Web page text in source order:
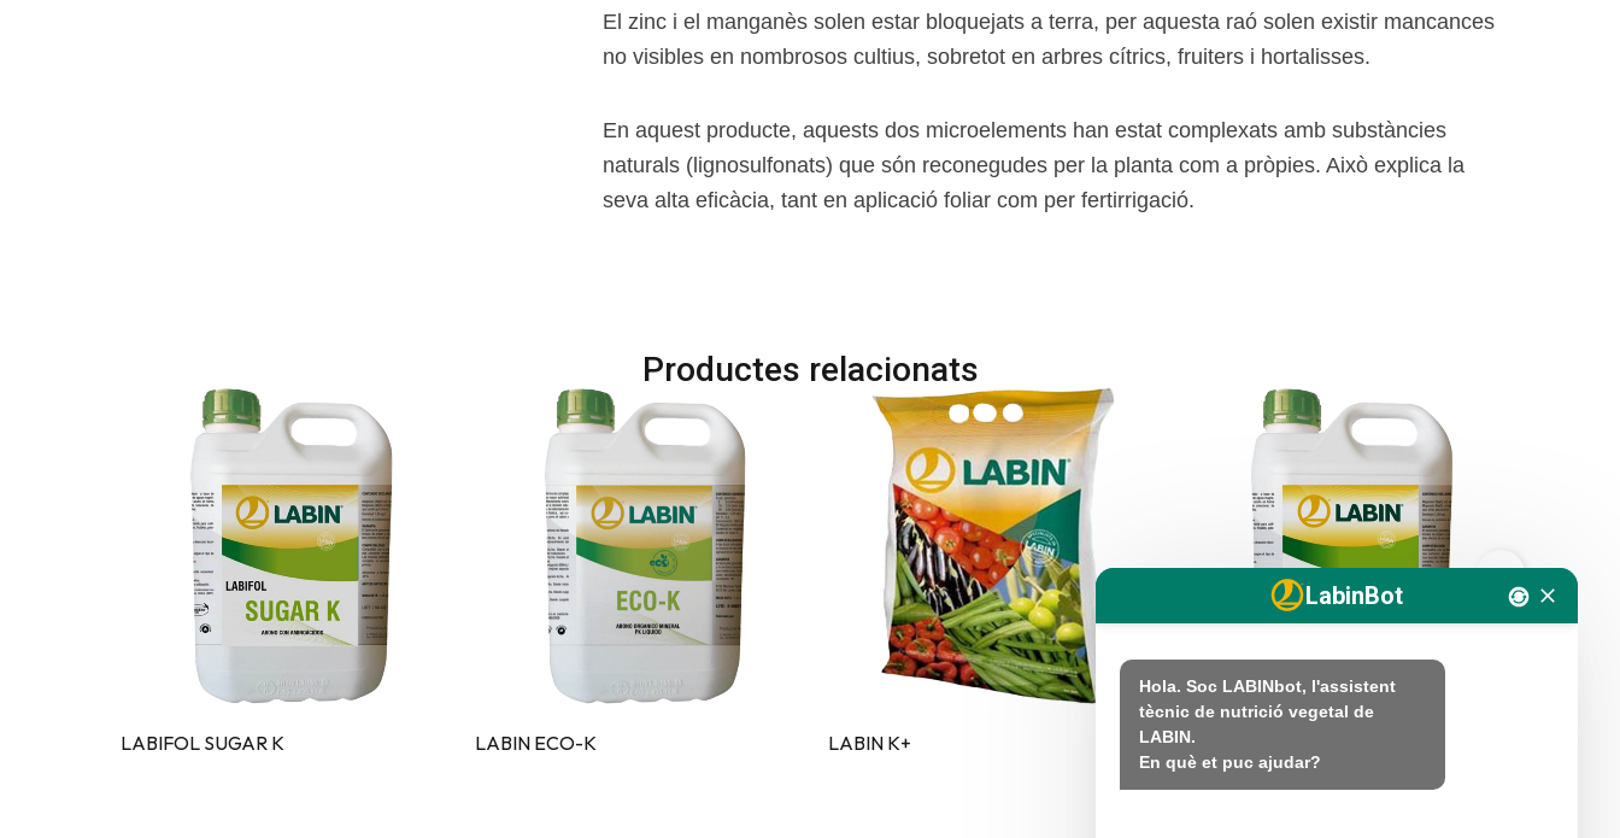
El zinc i el manganès solen estar bloquejats a terra, per aquesta raó solen existir mancances
no visibles en nombrosos cultius, sobretot en arbres cítrics, fruiters i hortalisses.
En aquest producte, aquests dos microelements han estat complexats amb substàncies
naturals (lignosulfonats) que són reconegudes per la planta com a pròpies. Això explica la
seva alta eficàcia, tant en aplicació foliar com per fertirrigació.
Productes relacionats
LABIFOL SUGAR K LABIN ECO-K LABIN K+ LABIFOL POTASICO 50 V
LabinBot
Hola. Soc LABINbot, l'assistent
tècnic de nutrició vegetal de
LABIN.
En què et puc ajudar?